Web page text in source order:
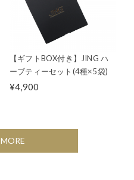
【ギフトBOX付き】JING ハ
ーブティーセット(4種×5袋)
¥4,900